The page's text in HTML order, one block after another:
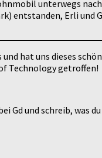
unterwegs
entstanden, Erli und
hat uns dieses
Technology getroffen!
Gd und schreib, was